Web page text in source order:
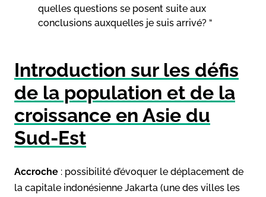
quelles questions se posent suite aux
conclusions auxquelles je suis arrivé? “
Introduction sur les défis
de la population et de la
croissance en Asie du
Sud-Est
Accroche : possibilité d’évoquer le déplacement de
la capitale indonésienne Jakarta (une des villes les